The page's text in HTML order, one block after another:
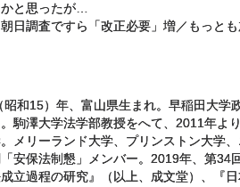
と思ったが…
日調査ですら「改正必要」増／もっと
和15）年、富山県生まれ。早稲田大学
駒澤大学法学部教授をへて、2011年よ
メリーランド大学、プリンストン大学
安保法制懇」メンバー。2019年、第34
立過程の研究』（以上、成文堂）、『